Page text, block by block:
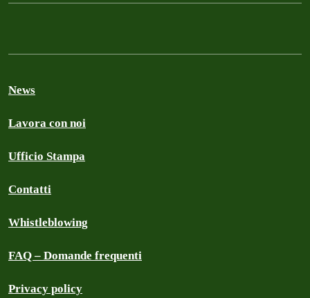
News
Lavora con noi
Ufficio Stampa
Contatti
Whistleblowing
FAQ – Domande frequenti
Privacy policy